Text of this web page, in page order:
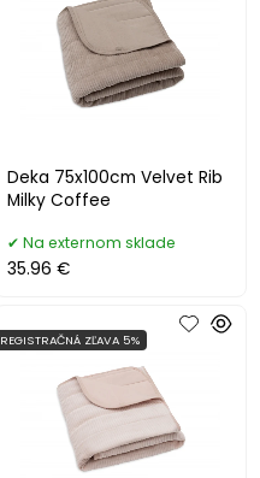
Deka 75x100cm Velvet Rib
Milky Coffee
Na externom sklade
35.96 €
REGISTRAČNÁ ZĽAVA 5%